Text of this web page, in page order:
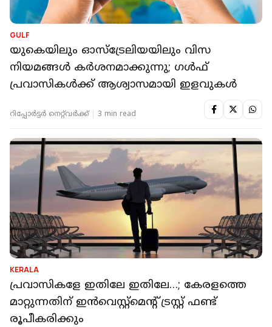
GULF
യുകെയിലും ഓസ്‌ട്രേലിയയിലും വിസ
നിയമങ്ങൾ കർശനമാക്കുന്നു; ഗൾഫ്
പ്രവാസികൾക്ക് ആശ്വാസമായി ഇളവുകൾ
റിപ്പോർട്ടർ നെറ്റ്‌വര്‍ക്ക്‌ 3 min read
KERALA
പ്രവാസികളേ ഇതിലേ ഇതിലേ…; കേരളത്തെ
മാറ്റുന്നതിന് ഇന്‍വെസ്റ്റ്‌മെന്റ് ട്രസ്റ്റ് ഫണ്ട്
രൂപീകരിക്കും